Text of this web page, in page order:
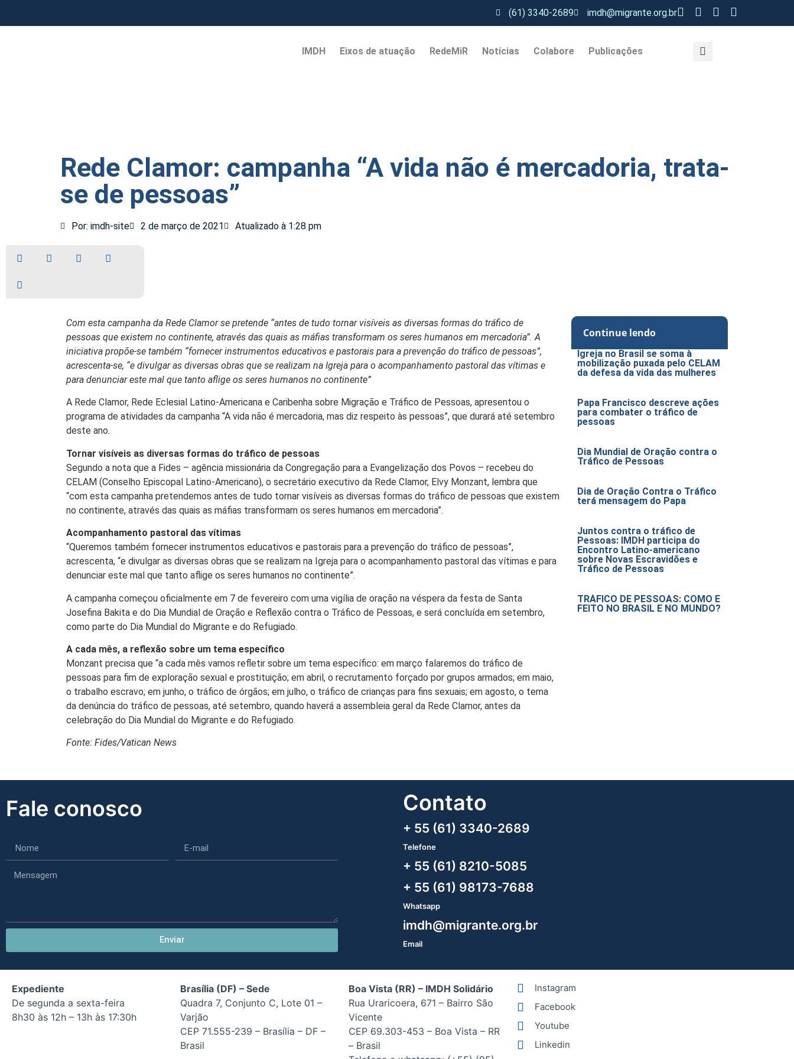
(61) 3340-2689 imdh@migrante.org.br
IMDH Eixos de atuação RedeMiR Notícias​ Colabore Publicações
Rede Clamor: campanha “A vida não é mercadoria, trata-
se de pessoas”
Por: imdh-site 2 de março de 2021 Atualizado à 1:28 pm
Com esta campanha da Rede Clamor se pretende “antes de tudo tornar visíveis as diversas formas do tráfico de
pessoas que existem no continente, através das quais as máfias transformam os seres humanos em mercadoria”. A
iniciativa propõe-se também “fornecer instrumentos educativos e pastorais para a prevenção do tráfico de pessoas”,
acrescenta-se, “e divulgar as diversas obras que se realizam na Igreja para o acompanhamento pastoral das vítimas e
para denunciar este mal que tanto aflige os seres humanos no continente”
A Rede Clamor, Rede Eclesial Latino-Americana e Caribenha sobre Migração e Tráfico de Pessoas, apresentou o
programa de atividades da campanha “A vida não é mercadoria, mas diz respeito às pessoas”, que durará até setembro
deste ano.
Tornar visíveis as diversas formas do tráfico de pessoas
Segundo a nota que a Fides – agência missionária da Congregação para a Evangelização dos Povos – recebeu do
CELAM (Conselho Episcopal Latino-Americano), o secretário executivo da Rede Clamor, Elvy Monzant, lembra que
“com esta campanha pretendemos antes de tudo tornar visíveis as diversas formas do tráfico de pessoas que existem
no continente, através das quais as máfias transformam os seres humanos em mercadoria”.
Acompanhamento pastoral das vítimas
“Queremos também fornecer instrumentos educativos e pastorais para a prevenção do tráfico de pessoas”,
acrescenta, “e divulgar as diversas obras que se realizam na Igreja para o acompanhamento pastoral das vítimas e para
denunciar este mal que tanto aflige os seres humanos no continente”.
A campanha começou oficialmente em 7 de fevereiro com uma vigília de oração na véspera da festa de Santa
Josefina Bakita e do Dia Mundial de Oração e Reflexão contra o Tráfico de Pessoas, e será concluída em setembro,
como parte do Dia Mundial do Migrante e do Refugiado.
A cada mês, a reflexão sobre um tema específico
Monzant precisa que “a cada mês vamos refletir sobre um tema específico: em março falaremos do tráfico de
pessoas para fim de exploração sexual e prostituição; em abril, o recrutamento forçado por grupos armados; em maio,
o trabalho escravo; em junho, o tráfico de órgãos; em julho, o tráfico de crianças para fins sexuais; em agosto, o tema
da denúncia do tráfico de pessoas, até setembro, quando haverá a assembleia geral da Rede Clamor, antes da
celebração do Dia Mundial do Migrante e do Refugiado.
Fonte: Fides/Vatican News
Continue lendo
Igreja no Brasil se soma à
mobilização puxada pelo CELAM
da defesa da vida das mulheres
Papa Francisco descreve ações
para combater o tráfico de
pessoas
Dia Mundial de Oração contra o
Tráfico de Pessoas
Dia de Oração Contra o Tráfico
terá mensagem do Papa
Juntos contra o tráfico de
Pessoas: IMDH participa do
Encontro Latino-americano
sobre Novas Escravidões e
Tráfico de Pessoas
TRÁFICO DE PESSOAS: COMO É
FEITO NO BRASIL E NO MUNDO?
Fale conosco
Enviar
Contato
+ 55 (61) 3340-2689
Telefone
+ 55 (61) 8210-5085
+ 55 (61) 98173-7688
Whatsapp
imdh@migrante.org.br
Email
Expediente
De segunda a sexta-feira
8h30 às 12h – 13h às 17:30h
Brasília (DF) – Sede
Quadra 7, Conjunto C, Lote 01 –
Varjão
CEP 71.555-239 – Brasília – DF –
Brasil
Boa Vista (RR) – IMDH Solidário
Rua Uraricoera, 671 – Bairro São
Vicente
CEP 69.303-453 – Boa Vista – RR
– Brasil
Instagram
Facebook
Youtube
Linkedin